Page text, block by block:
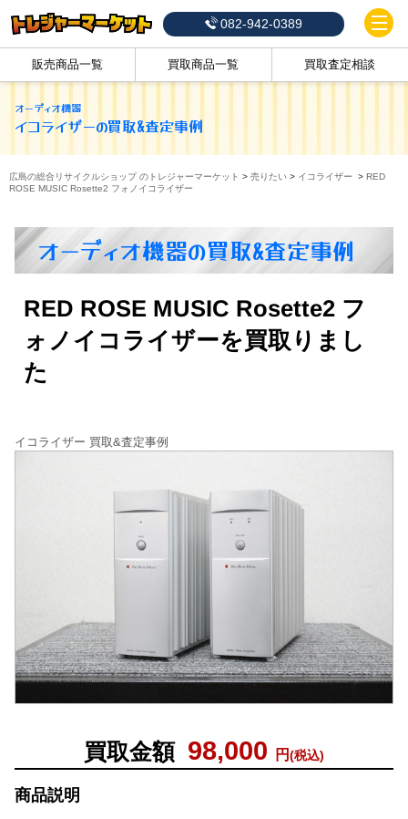
082-942-0389
販売商品一覧 買取商品一覧 買取査定相談
オーディオ機器
イコライザーの買取&査定事例
広島の総合リサイクルショップ のトレジャーマーケット > 売りたい > イコライザー > RED
ROSE MUSIC Rosette2 フォノイコライザー
オーディオ機器の買取&査定事例
RED ROSE MUSIC Rosette2 フ
ォノイコライザーを買取りまし
た
買取金額 98,000 円(税込)
商品説明
イコライザー 買取&査定事例